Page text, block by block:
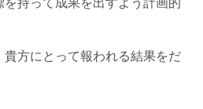
方にとって報われる結果をだ